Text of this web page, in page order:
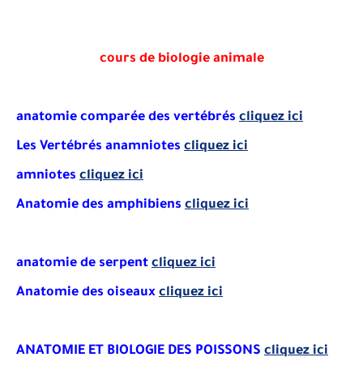
cours de biologie animale
anatomie comparée des vertébrés cliquez ici
Les Vertébrés anamniotes cliquez ici
amniotes cliquez ici
Anatomie des amphibiens cliquez ici
anatomie de serpent cliquez ici
Anatomie des oiseaux cliquez ici
ANATOMIE ET BIOLOGIE DES POISSONS cliquez ici